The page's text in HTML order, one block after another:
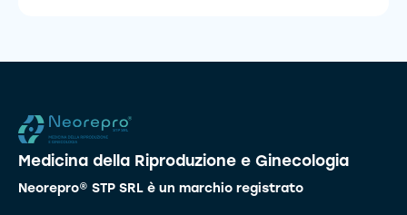
Medicina della Riproduzione e Ginecologia
Neorepro® STP SRL è un marchio registrato